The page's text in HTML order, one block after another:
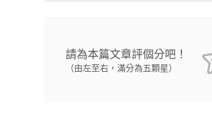
請為本篇文章評個分吧！
（由左至右，滿分為五顆星）